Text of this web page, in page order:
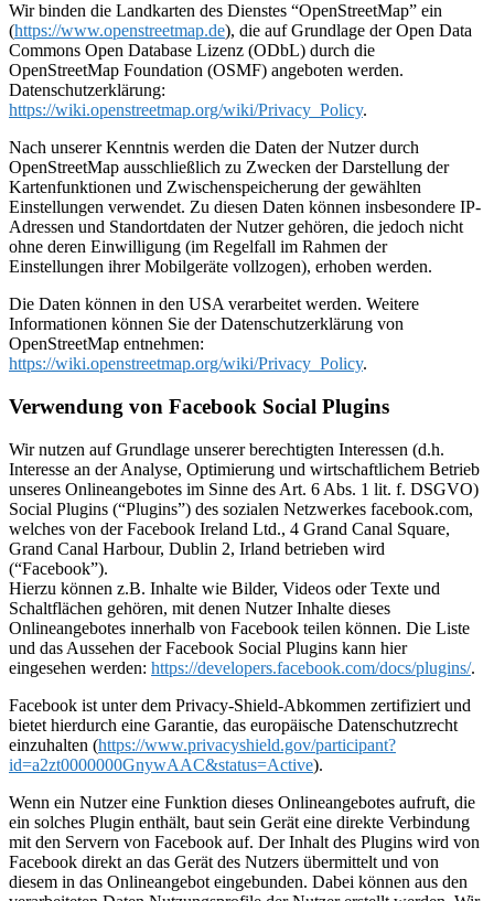
Wir binden die Landkarten des Dienstes “OpenStreetMap” ein
(https://www.openstreetmap.de), die auf Grundlage der Open Data
Commons Open Database Lizenz (ODbL) durch die
OpenStreetMap Foundation (OSMF) angeboten werden.
Datenschutzerklärung:
https://wiki.openstreetmap.org/wiki/Privacy_Policy.
Nach unserer Kenntnis werden die Daten der Nutzer durch
OpenStreetMap ausschließlich zu Zwecken der Darstellung der
Kartenfunktionen und Zwischenspeicherung der gewählten
Einstellungen verwendet. Zu diesen Daten können insbesondere IP-
Adressen und Standortdaten der Nutzer gehören, die jedoch nicht
ohne deren Einwilligung (im Regelfall im Rahmen der
Einstellungen ihrer Mobilgeräte vollzogen), erhoben werden.
Die Daten können in den USA verarbeitet werden. Weitere
Informationen können Sie der Datenschutzerklärung von
OpenStreetMap entnehmen:
https://wiki.openstreetmap.org/wiki/Privacy_Policy.
Verwendung von Facebook Social Plugins
Wir nutzen auf Grundlage unserer berechtigten Interessen (d.h.
Interesse an der Analyse, Optimierung und wirtschaftlichem Betrieb
unseres Onlineangebotes im Sinne des Art. 6 Abs. 1 lit. f. DSGVO)
Social Plugins (“Plugins”) des sozialen Netzwerkes facebook.com,
welches von der Facebook Ireland Ltd., 4 Grand Canal Square,
Grand Canal Harbour, Dublin 2, Irland betrieben wird
(“Facebook”).
Hierzu können z.B. Inhalte wie Bilder, Videos oder Texte und
Schaltflächen gehören, mit denen Nutzer Inhalte dieses
Onlineangebotes innerhalb von Facebook teilen können. Die Liste
und das Aussehen der Facebook Social Plugins kann hier
eingesehen werden: https://developers.facebook.com/docs/plugins/.
Facebook ist unter dem Privacy-Shield-Abkommen zertifiziert und
bietet hierdurch eine Garantie, das europäische Datenschutzrecht
einzuhalten (https://www.privacyshield.gov/participant?
id=a2zt0000000GnywAAC&status=Active).
Wenn ein Nutzer eine Funktion dieses Onlineangebotes aufruft, die
ein solches Plugin enthält, baut sein Gerät eine direkte Verbindung
mit den Servern von Facebook auf. Der Inhalt des Plugins wird von
Facebook direkt an das Gerät des Nutzers übermittelt und von
diesem in das Onlineangebot eingebunden. Dabei können aus den